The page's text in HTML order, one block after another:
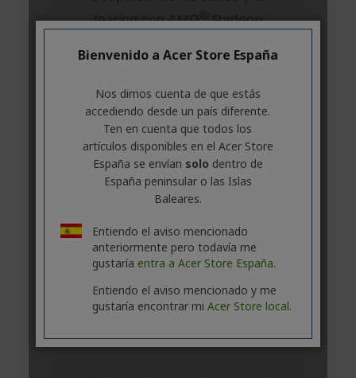
Bienvenido a Acer Store España
Nos dimos cuenta de que estás
accediendo desde un país diferente.
Ten en cuenta que todos los
artículos disponibles en el Acer Store
España se envían solo dentro de
España peninsular o las Islas
Baleares.
Entiendo el aviso mencionado
anteriormente pero todavía me
gustaría entra a Acer Store España.
Entiendo el aviso mencionado y me
gustaría encontrar mi Acer Store local.